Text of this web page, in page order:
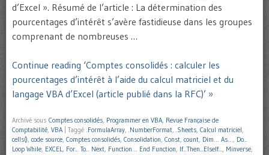
d’Excel ». Résumé de l’article : La détermination des
pourcentages d’intérêt s’avère fastidieuse dans les groupes
comprenant de nombreuses …
Continue reading ‘Comptes consolidés : calculer les
pourcentages d’intérêt à l’aide du calcul matriciel et du
langage VBA d’Excel (article publié dans la RFC)’ »
Archivé sous Comptes consolidés, Programmer en VBA, Revue Française de
Comptabilité, VBA Taggé .FormulaArray, .NumberFormat, .Sheets, Calcul matriciel,
cells(), code source, Comptes consolidés, Consolidation, Const, count, Dim… As…, Do...
Loop While, EXCEL, For... To... Next, Function… End Function, If...Then...ElseIf..., Minverse,